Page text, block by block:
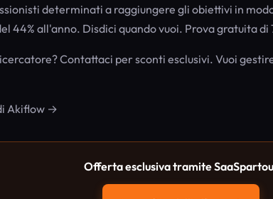
determinati a raggiungere gli obiettivi in
44% all'anno. Disdici quando vuoi. Prova gratuita di
Contattaci per sconti esclusivi. Vuoi
Akiflow →
Offerta esclusiva tramite